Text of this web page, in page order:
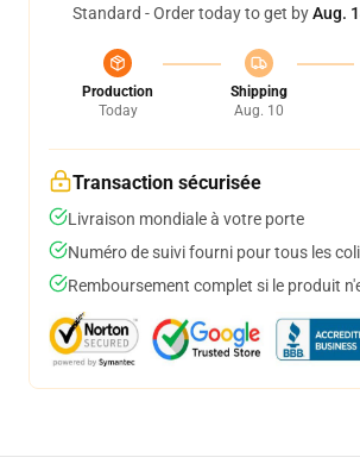
Standard - Order today to get byAug.
Production
Today
Shipping
Aug. 10
Transaction sécurisée
Livraison mondiale à votre porte
Numéro de suivi fourni pour tous les
Remboursement complet si le produit